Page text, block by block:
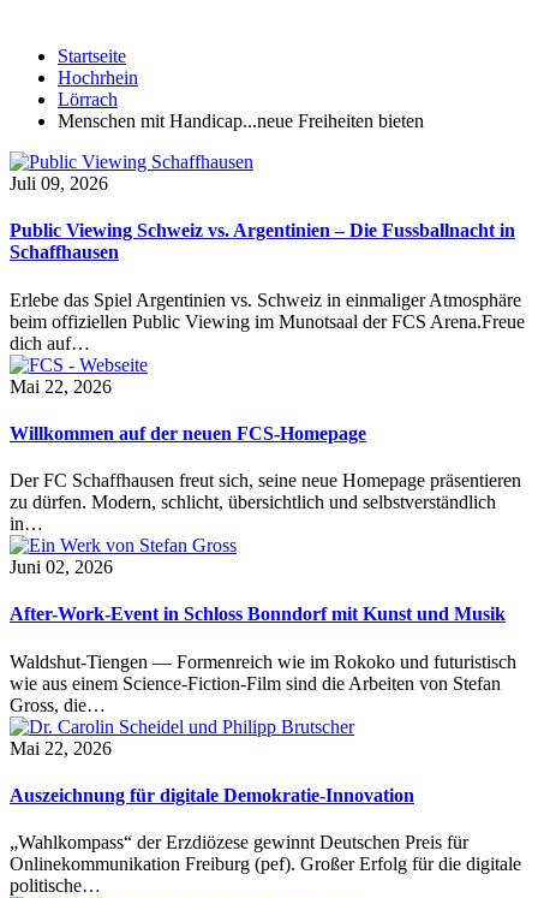
Startseite
Hochrhein
Lörrach
Menschen mit Handicap...neue Freiheiten bieten
Juli 09, 2026
Public Viewing Schweiz vs. Argentinien – Die Fussballnacht in
Schaffhausen
Erlebe das Spiel Argentinien vs. Schweiz in einmaliger Atmosphäre
beim offiziellen Public Viewing im Munotsaal der FCS Arena.Freue
dich auf…
Mai 22, 2026
Willkommen auf der neuen FCS-Homepage
Der FC Schaffhausen freut sich, seine neue Homepage präsentieren
zu dürfen. Modern, schlicht, übersichtlich und selbstverständlich
in…
Juni 02, 2026
After-Work-Event in Schloss Bonndorf mit Kunst und Musik
Waldshut-Tiengen — Formenreich wie im Rokoko und futuristisch
wie aus einem Science-Fiction-Film sind die Arbeiten von Stefan
Gross, die…
Mai 22, 2026
Auszeichnung für digitale Demokratie-Innovation
„Wahlkompass“ der Erzdiözese gewinnt Deutschen Preis für
Onlinekommunikation Freiburg (pef). Großer Erfolg für die digitale
politische…